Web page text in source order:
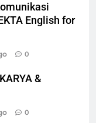
English for
0
&
0